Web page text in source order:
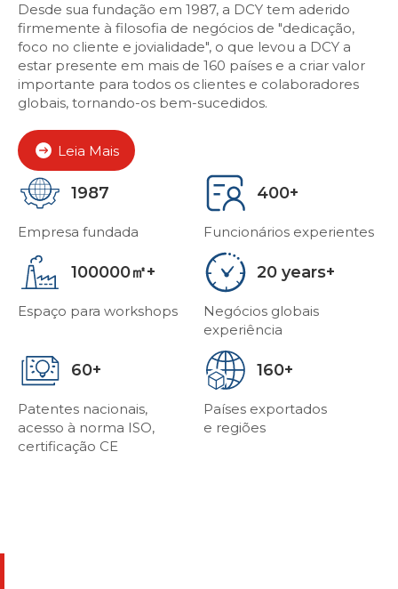
Desde sua fundação em 1987, a DCY tem aderido
firmemente à filosofia de negócios de "dedicação,
foco no cliente e jovialidade", o que levou a DCY a
estar presente em mais de 160 países e a criar valor
importante para todos os clientes e colaboradores
globais, tornando-os bem-sucedidos.
Leia Mais
1987
Empresa fundada
400
Funcionários experientes
100000
Espaço para workshops
20
Negócios globais
experiência
60
Patentes nacionais,
acesso à norma ISO,
certificação CE
160
Países exportados
e regiões